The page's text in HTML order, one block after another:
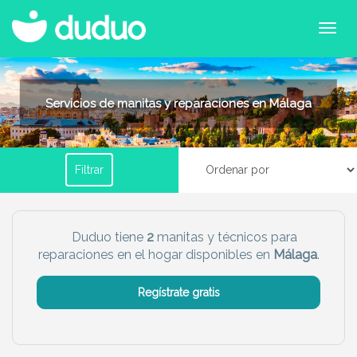
Servicios de manitas y reparaciones en Málaga
Filtrar
Filtrar por horario
Tu dudú ideal
Chico Chica
Más servicio del dudú
Canguro Profesor
Duduo tiene 2 manitas y técnicos para
reparaciones en el hogar disponibles en Málaga.
Regístrate gratis